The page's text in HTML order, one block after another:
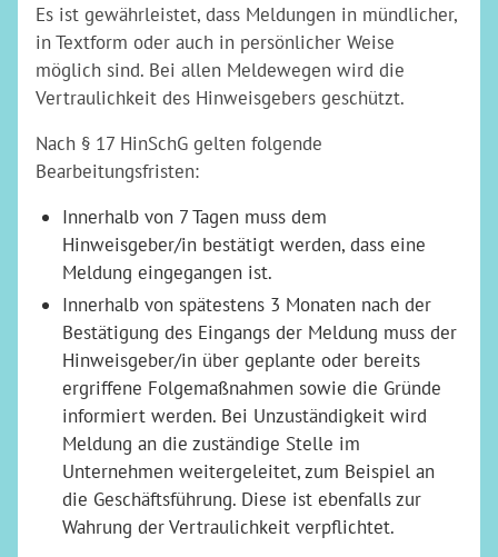
Es ist gewährleistet, dass Meldungen in mündlicher,
in Textform oder auch in persönlicher Weise
möglich sind. Bei allen Meldewegen wird die
Vertraulichkeit des Hinweisgebers geschützt.
Nach § 17 HinSchG gelten folgende
Bearbeitungsfristen:
Innerhalb von 7 Tagen muss dem
Hinweisgeber/in bestätigt werden, dass eine
Meldung eingegangen ist.
Innerhalb von spätestens 3 Monaten nach der
Bestätigung des Eingangs der Meldung muss der
Hinweisgeber/in über geplante oder bereits
ergriffene Folgemaßnahmen sowie die Gründe
informiert werden. Bei Unzuständigkeit wird
Meldung an die zuständige Stelle im
Unternehmen weitergeleitet, zum Beispiel an
die Geschäftsführung. Diese ist ebenfalls zur
Wahrung der Vertraulichkeit verpflichtet.